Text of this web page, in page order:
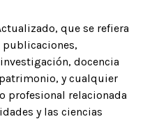
que se refiera
publicaciones,
docencia
y cualquier
profesional relacionada
y las ciencias